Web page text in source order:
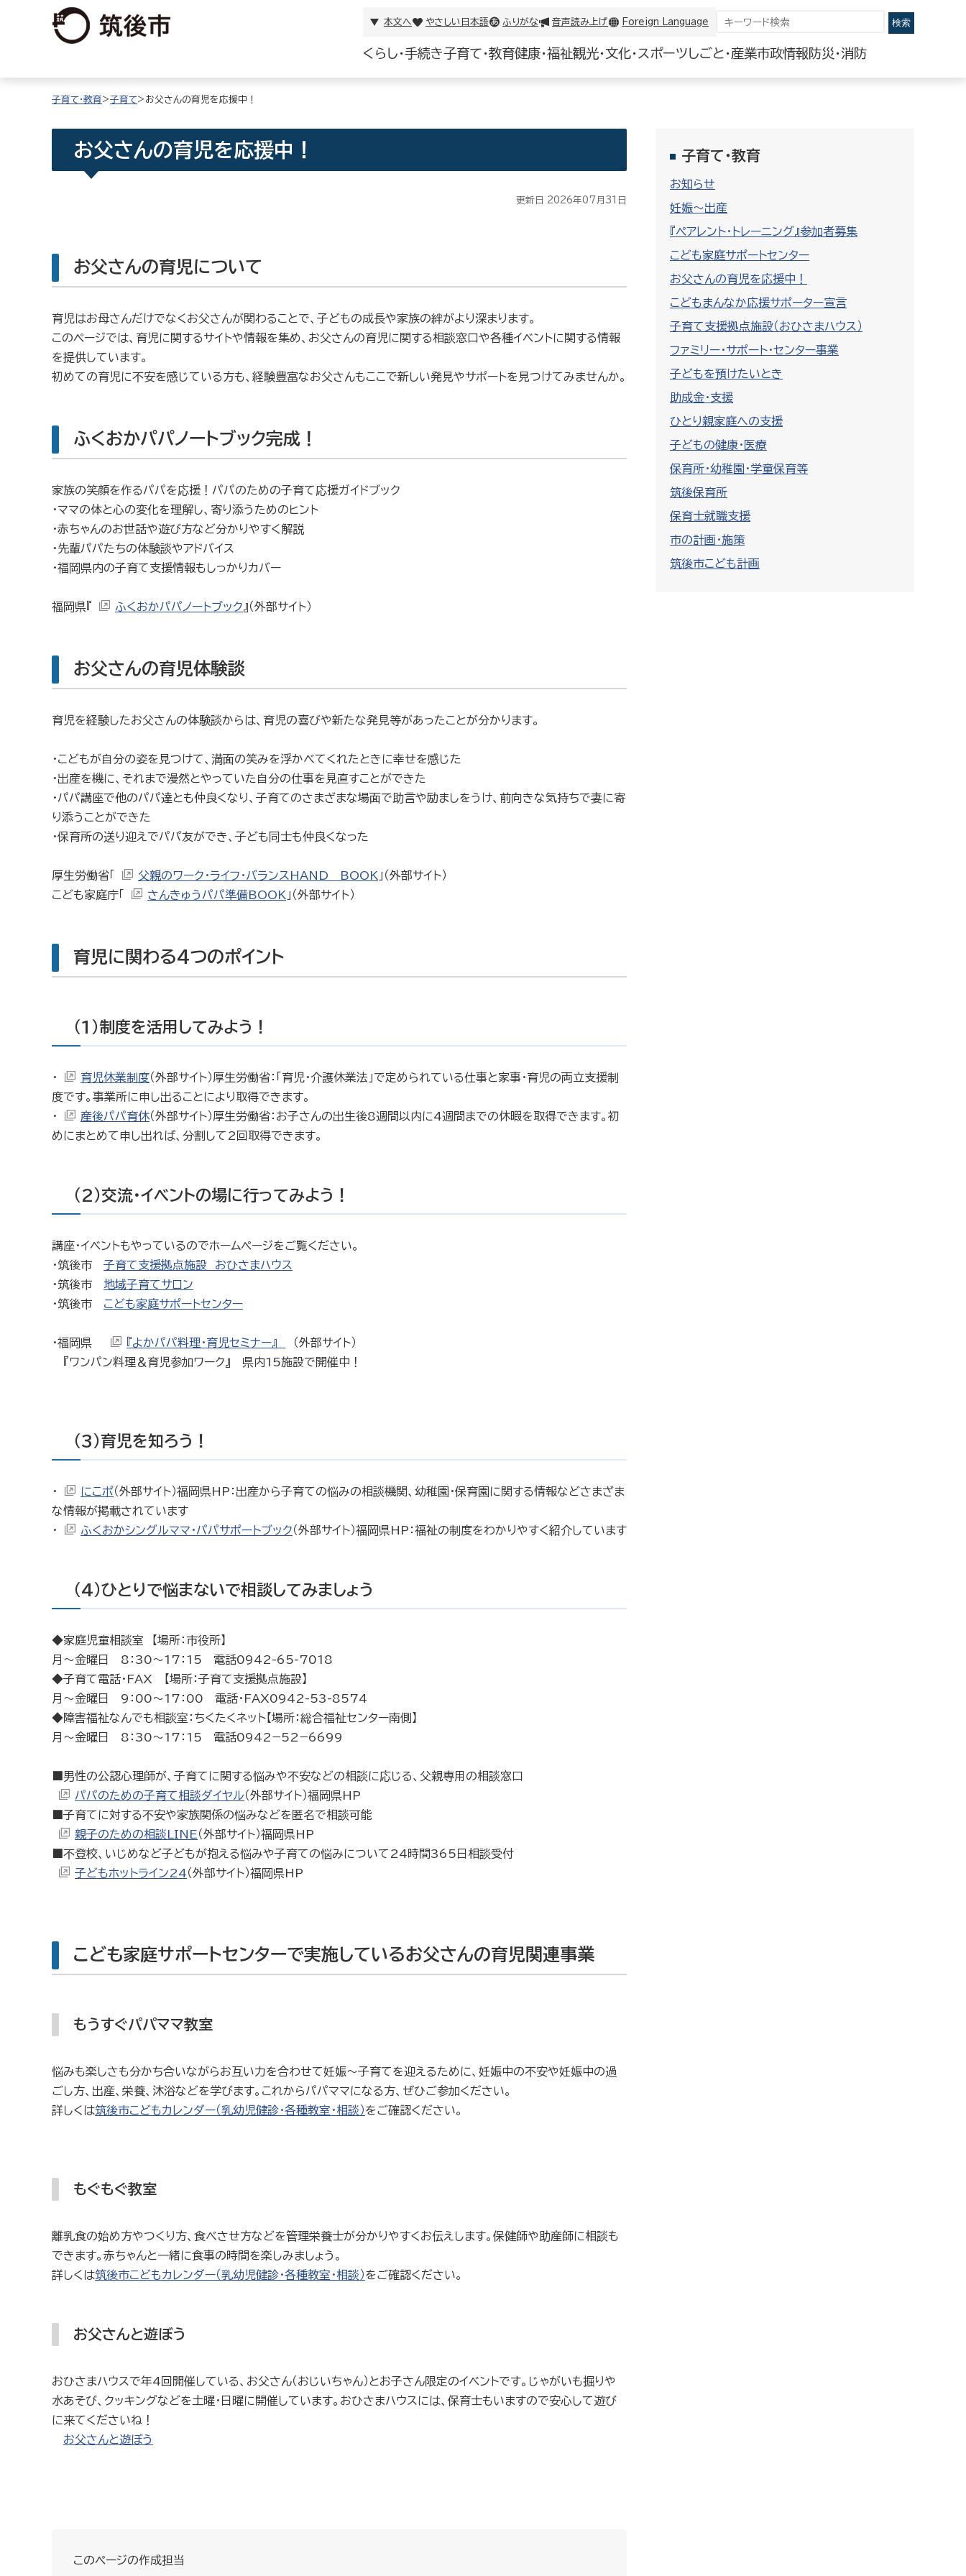
本文へ やさしい日本語 ふりがな 音声読み上げ Foreign Language
くらし・手続き子育て・教育健康・福祉観光・文化・スポーツしごと・産業市政情報 防災・消防
子育て・教育>子育て>お父さんの育児を応援中！
子育て・教育
お知らせ
妊娠～出産
『ペアレント・トレーニング』参加者募集
こども家庭サポートセンター
お父さんの育児を応援中！
こどもまんなか応援サポーター宣言
子育て支援拠点施設（おひさまハウス）
ファミリー・サポート・センター事業
子どもを預けたいとき
助成金・支援
ひとり親家庭への支援
子どもの健康・医療
保育所・幼稚園・学童保育等
筑後保育所
保育士就職支援
市の計画・施策
筑後市こども計画
お父さんの育児を応援中！
更新日 2026年07月31日
お父さんの育児について
育児はお母さんだけでなくお父さんが関わることで、子どもの成長や家族の絆がより深まります。
このページでは、育児に関するサイトや情報を集め、お父さんの育児に関する相談窓口や各種イベントに関する情報
を提供しています。
初めての育児に不安を感じている方も、経験豊富なお父さんもここで新しい発見やサポートを見つけてみませんか。
ふくおかパパノートブック完成！
家族の笑顔を作るパパを応援！パパのための子育て応援ガイドブック
・ママの体と心の変化を理解し、寄り添うためのヒント
・赤ちゃんのお世話や遊び方など分かりやすく解説
・先輩パパたちの体験談やアドバイス
・福岡県内の子育て支援情報もしっかりカバー
福岡県『 ふくおかパパノートブック 』（外部サイト）
お父さんの育児体験談
育児を経験したお父さんの体験談からは、育児の喜びや新たな発見等があったことが分かります。
・こどもが自分の姿を見つけて、満面の笑みを浮かべてくれたときに幸せを感じた
・出産を機に、それまで漫然とやっていた自分の仕事を見直すことができた
・パパ講座で他のパパ達とも仲良くなり、子育てのさまざまな場面で助言や励ましをうけ、前向きな気持ちで妻に寄
り添うことができた
・保育所の送り迎えでパパ友ができ、子ども同士も仲良くなった
厚生労働省「 父親のワーク・ライフ・バランスHAND BOOK 」（外部サイト）
こども家庭庁「
さんきゅうパパ準備BOOK 」（外部サイト）
育児に関わる4つのポイント
（1）制度を活用してみよう！
・ 育児休業制度（外部サイト）厚生労働省：「育児・介護休業法」で定められている仕事と家事・育児の両立支援制
度です。事業所に申し出ることにより取得できます。
・
産後パパ育休（外部サイト）厚生労働省：お子さんの出生後8週間以内に4週間までの休暇を取得できます。初
めにまとめて申し出れば、分割して2回取得できます。
（2）交流・イベントの場に行ってみよう！
講座・イベントもやっているのでホームページをご覧ください。
・筑後市 子育て支援拠点施設 おひさまハウス
・筑後市 地域子育てサロン
・筑後市 こども家庭サポートセンター
・福岡県 『よかパパ料理・育児セミナー』
（外部サイト）
『ワンパン料理＆育児参加ワーク』 県内15施設で開催中！
（3）育児を知ろう！
・ にこポ（外部サイト）福岡県HP：出産から子育ての悩みの相談機関、幼稚園・保育園に関する情報などさまざま
な情報が掲載されています
・
ふくおかシングルママ・パパサポートブック（外部サイト）福岡県HP：福祉の制度をわかりやすく紹介しています
（4）ひとりで悩まないで相談してみましょう
◆家庭児童相談室 【場所：市役所】
月〜金曜日 8：30〜17：15 電話0942-65-7018
◆子育て電話・FAX 【場所：子育て支援拠点施設】
月〜金曜日 9：00〜17：00 電話・FAX0942-53-8574
◆障害福祉なんでも相談室：ちくたくネット【場所：総合福祉センター南側】
月〜金曜日 8：30〜17：15 電話0942−52−6699
■男性の公認心理師が、子育てに関する悩みや不安などの相談に応じる、父親専用の相談窓口
パパのための子育て相談ダイヤル（外部サイト）福岡県HP
■子育てに対する不安や家族関係の悩みなどを匿名で相談可能
親子のための相談LINE（外部サイト）福岡県HP
■不登校、いじめなど子どもが抱える悩みや子育ての悩みについて24時間365日相談受付
子どもホットライン24（外部サイト）福岡県HP
こども家庭サポートセンターで実施しているお父さんの育児関連事業
もうすぐパパママ教室
悩みも楽しさも分かち合いながらお互い力を合わせて妊娠〜子育てを迎えるために、妊娠中の不安や妊娠中の過
ごし方、出産、栄養、沐浴などを学びます。これからパパママになる方、ぜひご参加ください。
詳しくは筑後市こどもカレンダー（乳幼児健診・各種教室・相談）をご確認ください。
もぐもぐ教室
離乳食の始め方やつくり方、食べさせ方などを管理栄養士が分かりやすくお伝えします。保健師や助産師に相談も
できます。赤ちゃんと一緒に食事の時間を楽しみましょう。
詳しくは筑後市こどもカレンダー（乳幼児健診・各種教室・相談）をご確認ください。
お父さんと遊ぼう
おひさまハウスで年4回開催している、お父さん（おじいちゃん）とお子さん限定のイベントです。じゃがいも掘りや
水あそび、クッキングなどを土曜・日曜に開催しています。おひさまハウスには、保育士もいますので安心して遊び
に来てくださいね！
お父さんと遊ぼう
このページの作成担当